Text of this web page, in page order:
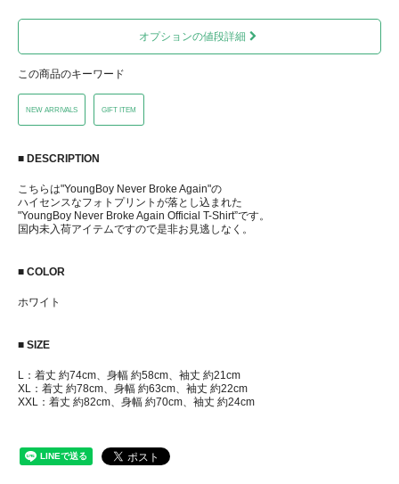
オプションの値段詳細
この商品のキーワード
NEW ARRIVALS GIFT ITEM
■ DESCRIPTION
こちらは"YoungBoy Never Broke Again"の
ハイセンスなフォトプリントが落とし込まれた
"YoungBoy Never Broke Again Official T-Shirt”です。
国内未入荷アイテムですので是非お見逃しなく。
■ COLOR
ホワイト
■ SIZE
L：着丈 約74cm、身幅 約58cm、袖丈 約21cm
XL：着丈 約78cm、身幅 約63cm、袖丈 約22cm
XXL：着丈 約82cm、身幅 約70cm、袖丈 約24cm